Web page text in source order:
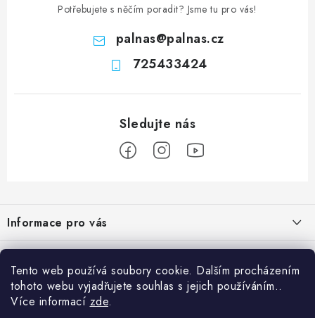
Tento web používá soubory cookie. Dalším procházením
tohoto webu vyjadřujete souhlas s jejich používáním..
Více informací zde.
Potřebujete s něčím poradit? Jsme tu pro vás!
palnas@palnas.cz
725433424
p
a
Informace pro vás
Obchodní podmínky
Podmínky ochrany osobních údajů
Odstoupení od kupní smlouvy
Přihlášení